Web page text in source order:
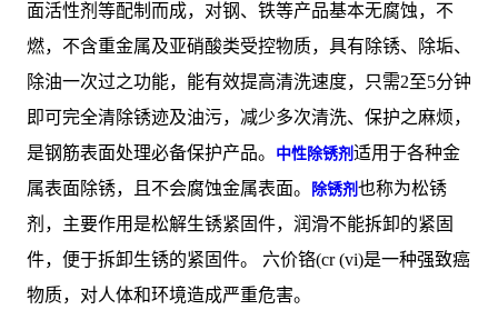
面活性剂等配制而成，对钢、铁等产品基本无腐蚀，不
燃，不含重金属及亚硝酸类受控物质，具有除锈、除垢、
除油一次过之功能，能有效提高清洗速度，只需2至5分钟
即可完全清除锈迹及油污，减少多次清洗、保护之麻烦，
是钢筋表面处理必备保护产品。
中性除锈剂 适用于各种金
属表面除锈，且不会腐蚀金属表面。
除锈剂 也称为松锈
剂，主要作用是松解生锈紧固件，润滑不能拆卸的紧固
件，便于拆卸生锈的紧固件。 六价铬(cr (vi)是一种强致癌
物质，对人体和环境造成严重危害。